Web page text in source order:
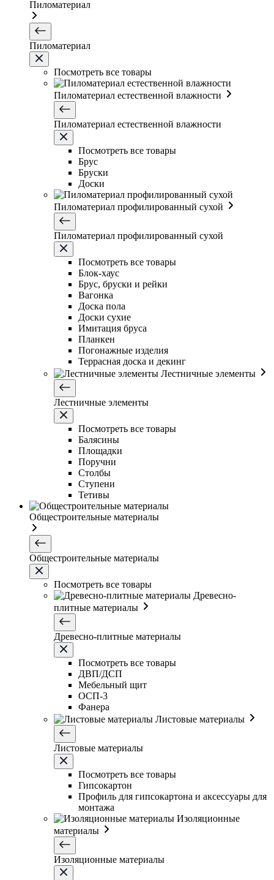
Пиломатериал
Пиломатериал
Посмотреть все товары
Пиломатериал естественной влажности
Пиломатериал естественной влажности
Посмотреть все товары
Брус
Бруски
Доски
Пиломатериал профилированный сухой
Пиломатериал профилированный сухой
Посмотреть все товары
Блок-хаус
Брус, бруски и рейки
Вагонка
Доска пола
Доски сухие
Имитация бруса
Планкен
Погонажные изделия
Террасная доска и декинг
Лестничные элементы
Лестничные элементы
Посмотреть все товары
Балясины
Площадки
Поручни
Столбы
Ступени
Тетивы
Общестроительные материалы
Общестроительные материалы
Посмотреть все товары
Древесно-
плитные материалы
Древесно-плитные материалы
Посмотреть все товары
ДВП/ДСП
Мебельный щит
ОСП-3
Фанера
Листовые материалы
Листовые материалы
Посмотреть все товары
Гипсокартон
Профиль для гипсокартона и аксессуары для
монтажа
Изоляционные
материалы
Изоляционные материалы